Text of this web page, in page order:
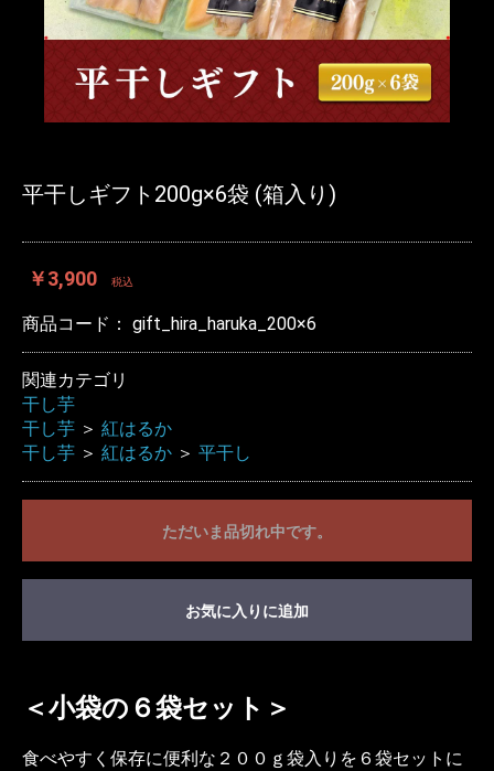
平干しギフト200g×6袋 (箱入り)
￥3,900 税込
商品コード： gift_hira_haruka_200×6
関連カテゴリ
干し芋
干し芋 ＞ 紅はるか
干し芋 ＞ 紅はるか ＞ 平干し
ただいま品切れ中です。
お気に入りに追加
＜小袋の６袋セット＞
食べやすく保存に便利な２００ｇ袋入りを６袋セットに